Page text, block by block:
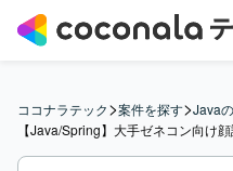
ココナラテック>案件を探す>Java
【Java/Spring】大手ゼネコン向け